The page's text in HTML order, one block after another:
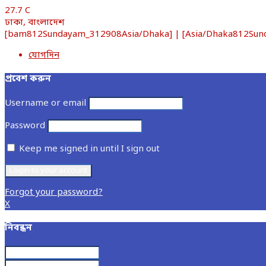
27.7 C
ঢাকা, বাংলাদেশ
[bam812Sundayam_312908Asia/Dhaka] | [Asia/
যোগদিন
প্রবেশ করুন
Username or email
Password
Keep me signed in until I sign out
Forgot your password?
X
নিবন্ধন